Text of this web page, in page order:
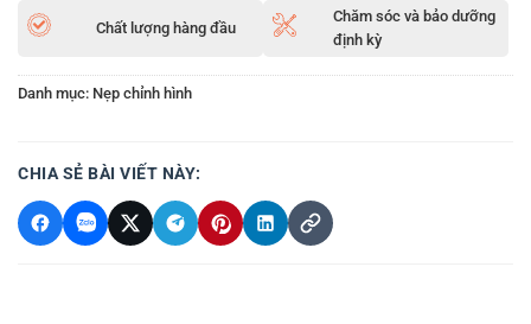
Chất lượng hàng đầu
Chăm sóc và bảo dưỡng
định kỳ
Danh mục: Nẹp chỉnh hình
CHIA SẺ BÀI VIẾT NÀY: